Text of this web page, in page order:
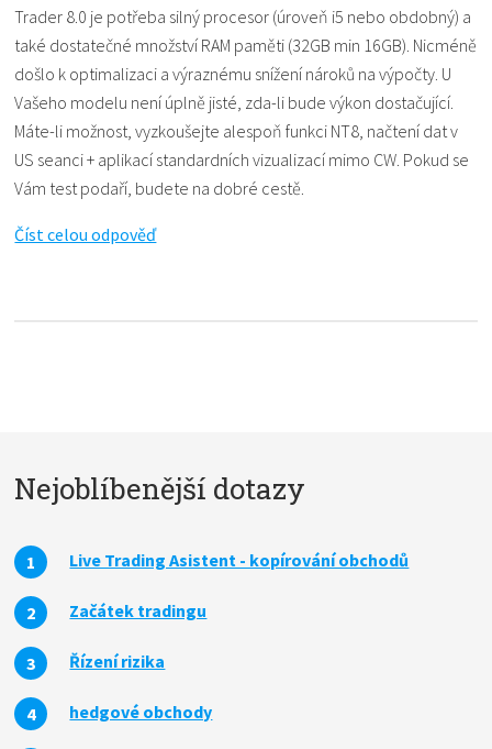
Trader 8.0 je potřeba silný procesor (úroveň i5 nebo obdobný) a
také dostatečné množství RAM paměti (32GB min 16GB). Nicméně
došlo k optimalizaci a výraznému snížení nároků na výpočty. U
Vašeho modelu není úplně jisté, zda-li bude výkon dostačující.
Máte-li možnost, vyzkoušejte alespoň funkci NT8, načtení dat v
US seanci + aplikací standardních vizualizací mimo CW. Pokud se
Vám test podaří, budete na dobré cestě.
Číst celou odpověď
Nejoblíbenější dotazy
Live Trading Asistent - kopírování obchodů
Začátek tradingu
Řízení rizika
hedgové obchody